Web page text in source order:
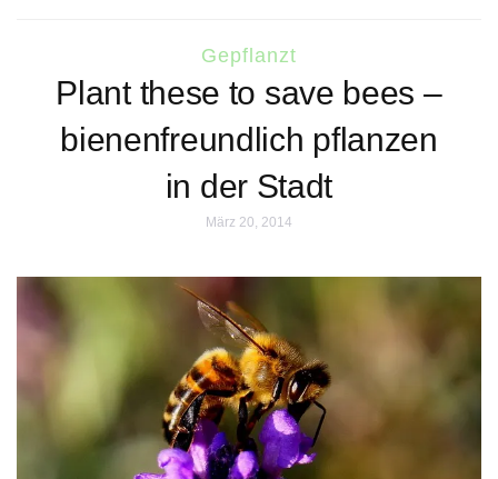
Gepflanzt
Plant these to save bees –
bienenfreundlich pflanzen
in der Stadt
März 20, 2014